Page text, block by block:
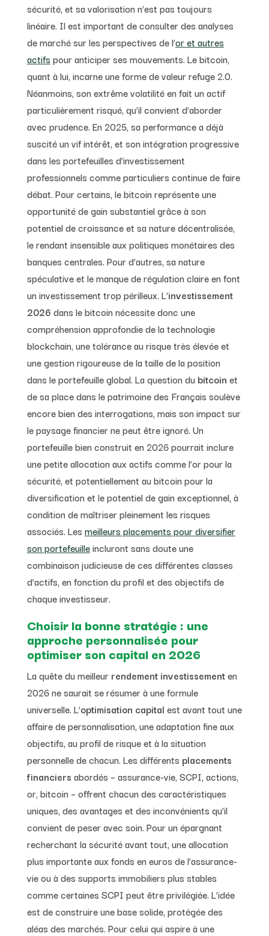
sécurité, et sa valorisation n’est pas toujours
linéaire. Il est important de consulter des analyses
de marché sur les perspectives de l’or et autres
actifs pour anticiper ses mouvements. Le bitcoin,
quant à lui, incarne une forme de valeur refuge 2.0.
Néanmoins, son extrême volatilité en fait un actif
particulièrement risqué, qu’il convient d’aborder
avec prudence. En 2025, sa performance a déjà
suscité un vif intérêt, et son intégration progressive
dans les portefeuilles d’investissement
professionnels comme particuliers continue de faire
débat. Pour certains, le bitcoin représente une
opportunité de gain substantiel grâce à son
potentiel de croissance et sa nature décentralisée,
le rendant insensible aux politiques monétaires des
banques centrales. Pour d’autres, sa nature
spéculative et le manque de régulation claire en font
un investissement trop périlleux. L’investissement
2026 dans le bitcoin nécessite donc une
compréhension approfondie de la technologie
blockchain, une tolérance au risque très élevée et
une gestion rigoureuse de la taille de la position
dans le portefeuille global. La question du bitcoin et
de sa place dans le patrimoine des Français soulève
encore bien des interrogations, mais son impact sur
le paysage financier ne peut être ignoré. Un
portefeuille bien construit en 2026 pourrait inclure
une petite allocation aux actifs comme l’or pour la
sécurité, et potentiellement au bitcoin pour la
diversification et le potentiel de gain exceptionnel, à
condition de maîtriser pleinement les risques
associés. Les meilleurs placements pour diversifier
son portefeuilleincluront sans doute une
combinaison judicieuse de ces différentes classes
d’actifs, en fonction du profil et des objectifs de
chaque investisseur.
Choisir la bonne stratégie : une
approche personnalisée pour
optimiser son capital en 2026
La quête du meilleur rendement investissementen
2026 ne saurait se résumer à une formule
universelle. L’optimisation capital est avant tout une
affaire de personnalisation, une adaptation fine aux
objectifs, au profil de risque et à la situation
personnelle de chacun. Les différents placements
financiers abordés – assurance-vie, SCPI, actions,
or, bitcoin – offrent chacun des caractéristiques
uniques, des avantages et des inconvénients qu’il
convient de peser avec soin. Pour un épargnant
recherchant la sécurité avant tout, une allocation
plus importante aux fonds en euros de l’assurance-
vie ou à des supports immobiliers plus stables
comme certaines SCPI peut être privilégiée. L’idée
est de construire une base solide, protégée des
aléas des marchés. Pour celui qui aspire à une